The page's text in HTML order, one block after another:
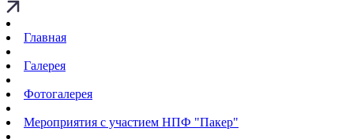
Главная
Галерея
Фотогалерея
Мероприятия с участием НПФ "Пакер"